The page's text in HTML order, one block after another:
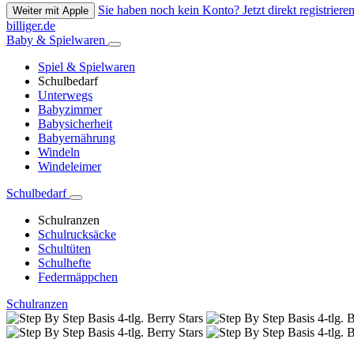
Weiter mit Apple
Sie haben noch kein Konto? Jetzt direkt
billiger.de
Baby & Spielwaren
Spiel & Spielwaren
Schulbedarf
Unterwegs
Babyzimmer
Babysicherheit
Babyernährung
Windeln
Windeleimer
Schulbedarf
Schulranzen
Schulrucksäcke
Schultüten
Schulhefte
Federmäppchen
Schulranzen